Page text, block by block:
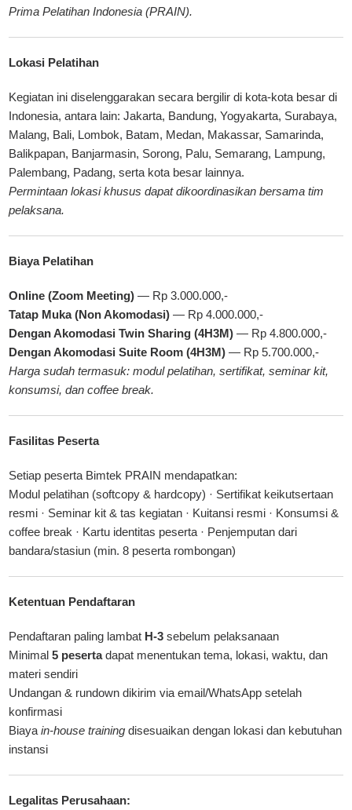
Prima Pelatihan Indonesia (PRAIN).
Lokasi Pelatihan
Kegiatan ini diselenggarakan secara bergilir di kota-kota besar di
Indonesia, antara lain: Jakarta, Bandung, Yogyakarta, Surabaya,
Malang, Bali, Lombok, Batam, Medan, Makassar, Samarinda,
Balikpapan, Banjarmasin, Sorong, Palu, Semarang, Lampung,
Palembang, Padang, serta kota besar lainnya.
Permintaan lokasi khusus dapat dikoordinasikan bersama tim
pelaksana.
Biaya Pelatihan
Online (Zoom Meeting) — Rp 3.000.000,-
Tatap Muka (Non Akomodasi) — Rp 4.000.000,-
Dengan Akomodasi Twin Sharing (4H3M) — Rp 4.800.000,-
Dengan Akomodasi Suite Room (4H3M) — Rp 5.700.000,-
Harga sudah termasuk: modul pelatihan, sertifikat, seminar kit,
konsumsi, dan coffee break.
Fasilitas Peserta
Setiap peserta Bimtek PRAIN mendapatkan:
Modul pelatihan (softcopy & hardcopy) · Sertifikat keikutsertaan
resmi · Seminar kit & tas kegiatan · Kuitansi resmi · Konsumsi &
coffee break · Kartu identitas peserta · Penjemputan dari
bandara/stasiun (min. 8 peserta rombongan)
Ketentuan Pendaftaran
Pendaftaran paling lambat H-3 sebelum pelaksanaan
Minimal5 pesertadapat menentukan tema, lokasi, waktu, dan
materi sendiri
Undangan & rundown dikirim via email/WhatsApp setelah
konfirmasi
Biayain-house training disesuaikan dengan lokasi dan kebutuhan
instansi
Legalitas Perusahaan: